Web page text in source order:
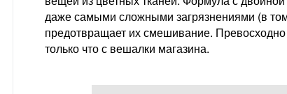
даже самыми сложными загрязнениями (в
предотвращает их смешивание.
только что с вешалки магазина.